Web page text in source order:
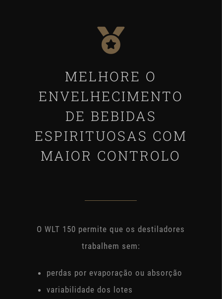
MELHORE O
ENVELHECIMENTO
DE BEBIDAS
ESPIRITUOSAS COM
MAIOR CONTROLO
O WLT 150 permite que os destiladores
trabalhem sem:
perdas por evaporação ou absorção
variabilidade dos lotes